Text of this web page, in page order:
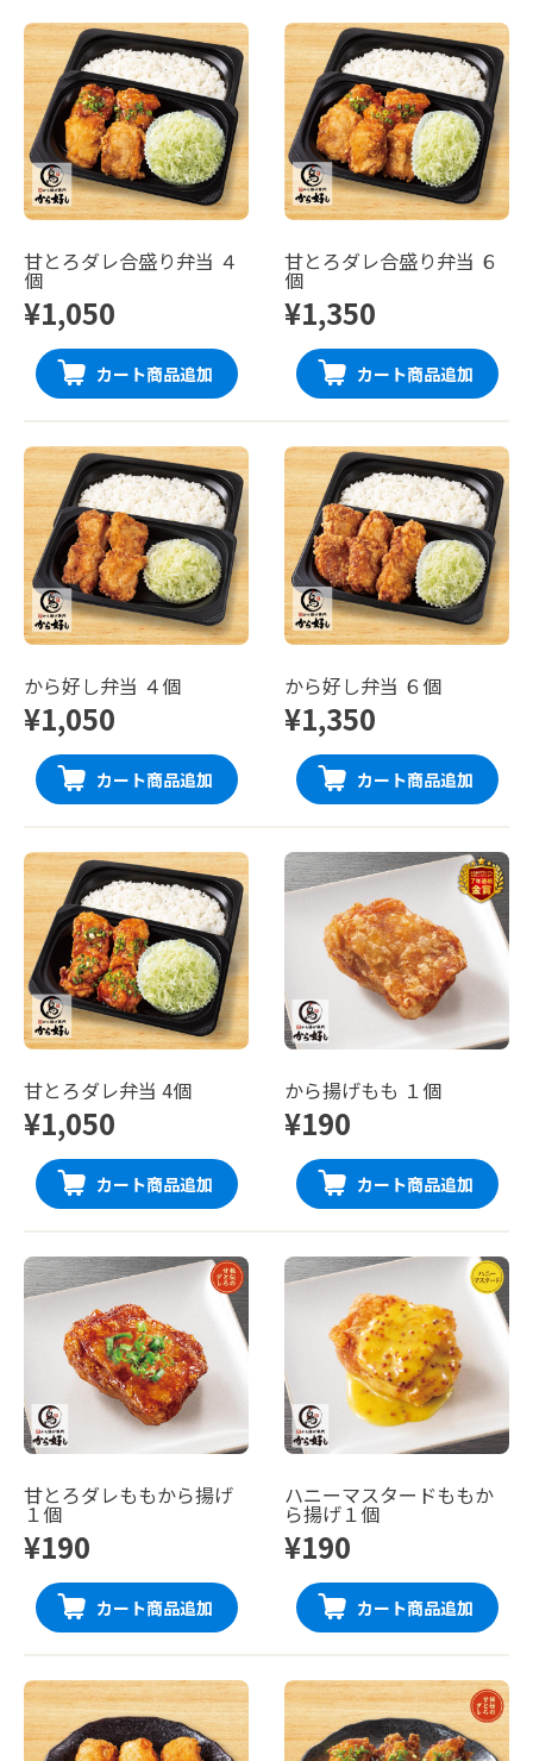
甘とろダレ合盛り弁当 ４
個
¥1,050
カート商品追加
甘とろダレ合盛り弁当 ６
個
¥1,350
カート商品追加
から好し弁当 ４個
¥1,050
カート商品追加
から好し弁当 ６個
¥1,350
カート商品追加
甘とろダレ弁当 4個
¥1,050
カート商品追加
から揚げもも １個
¥190
カート商品追加
甘とろダレももから揚げ
１個
¥190
カート商品追加
ハニーマスタードももか
ら揚げ１個
¥190
カート商品追加